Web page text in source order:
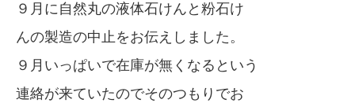
９月に自然丸の液体石けんと粉石け
んの製造の中止をお伝えしました。
９月いっぱいで在庫が無くなるという
連絡が来ていたのでそのつもりでお